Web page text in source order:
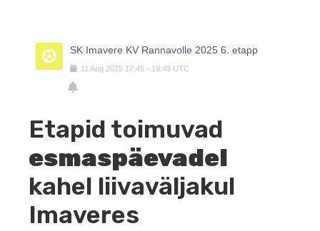
SK Imavere KV Rannavolle 2025 6. etapp
11 Aug 2025 17:45 - 19:45 UTC
Etapid toimuvad
esmaspäevadel
kahel liivaväljakul
Imaveres